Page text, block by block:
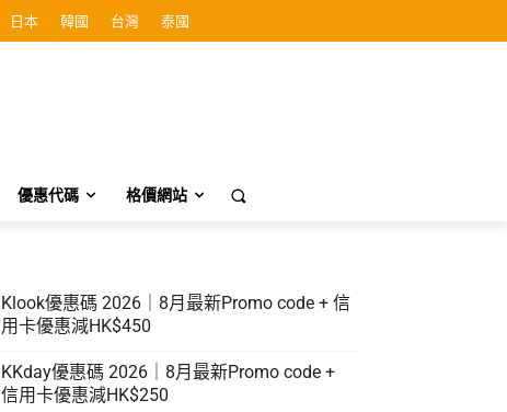
日本 韓國 台灣 泰國
優惠代碼 格價網站
Klook優惠碼 2026｜8月最新Promo code + 信
用卡優惠減HK$450
KKday優惠碼 2026｜8月最新Promo code +
信用卡優惠減HK$250